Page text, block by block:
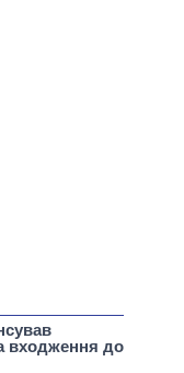
входження до